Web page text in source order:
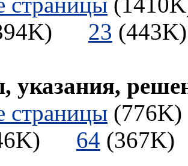
23
указания,
страницы
64